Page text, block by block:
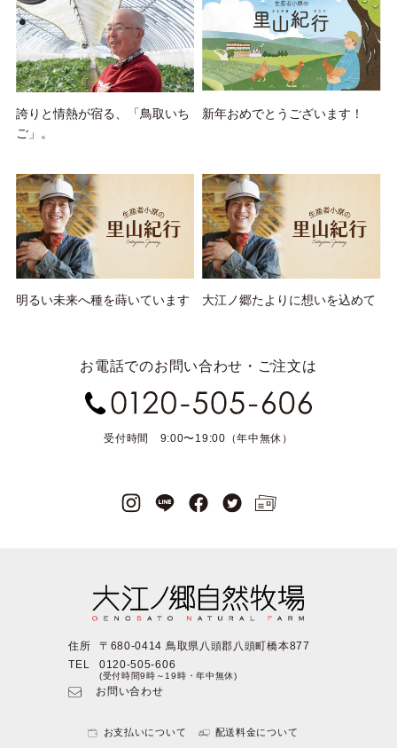
誇りと情熱が宿る、「鳥取いち
ご」。
新年おめでとうございます！
明るい未来へ種を蒔いています 大江ノ郷たよりに想いを込めて
お電話でのお問い合わせ・ご注文は
受付時間 9:00〜19:00（年中無休）
住所
〒680-0414 鳥取県八頭郡八頭町橋本877
TEL
0120-505-606
(受付時間9時～19時・年中無休)
お問い合わせ
お支払いについて 配送料金について